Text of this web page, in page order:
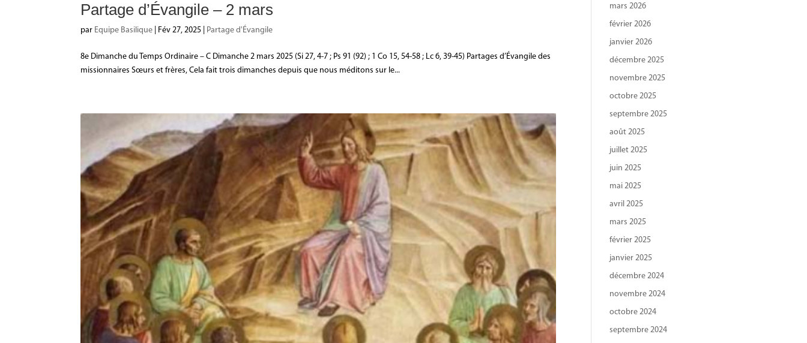
Partage d’Évangile – 2 mars
par Equipe Basilique Fév 27, 2025 Partage d'Évangile
8e Dimanche du Temps Ordinaire – C Dimanche 2 mars 2025 (Si 27, 4-7 ; Ps 91 (92) ; 1 Co 15, 54-58 ; Lc 6, 39-45) Partages d’Évangile des
missionnaires Sœurs et frères, Cela fait trois dimanches depuis que nous méditons sur le...
mars 2026
février 2026
janvier 2026
décembre 2025
novembre 2025
octobre 2025
septembre 2025
août 2025
juillet 2025
juin 2025
mai 2025
avril 2025
mars 2025
février 2025
janvier 2025
décembre 2024
novembre 2024
octobre 2024
septembre 2024